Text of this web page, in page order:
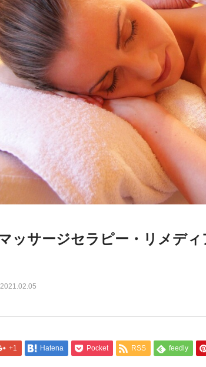
ッサージセラピー・リメデ
+1 Hatena Pocket RSS feedly